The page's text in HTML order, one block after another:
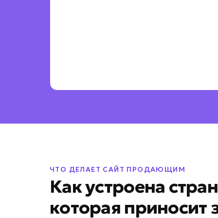
ЧТО ДЕЛАЕТ САЙТ ПРОДАЮЩИМ
Как устроена
которая приносит